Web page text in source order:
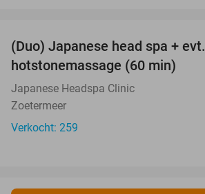
(Duo) Japanese head spa + evt.
hotstonemassage (60 min)
Japanese Headspa Clinic
Zoetermeer
Verkocht: 259